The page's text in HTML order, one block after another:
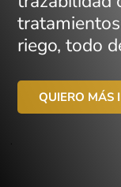
riego, todo
QUIERO MÁS